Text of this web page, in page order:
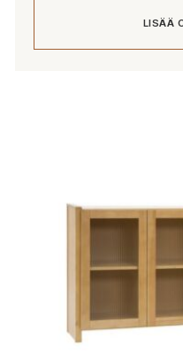
LISÄÄ